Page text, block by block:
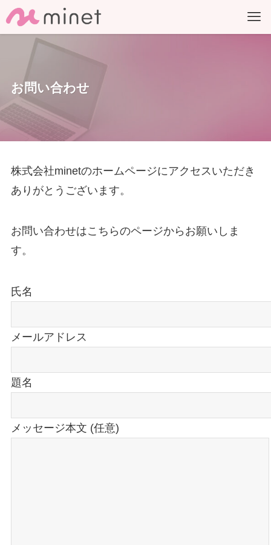
お問い合わせ
株式会社minetのホームページにアクセスいただき
ありがとうございます。
お問い合わせはこちらのページからお願いしま
す。
氏名
メールアドレス
題名
メッセージ本文 (任意)